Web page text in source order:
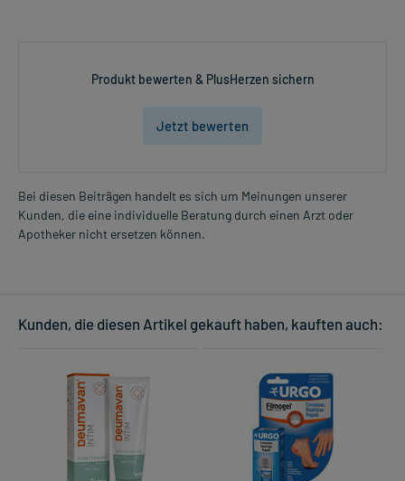
Produkt bewerten & PlusHerzen sichern
Jetzt bewerten
Bei diesen Beiträgen handelt es sich um Meinungen unserer
Kunden, die eine individuelle Beratung durch einen Arzt oder
Apotheker nicht ersetzen können.
Kunden, die diesen Artikel gekauft haben, kauften auch: